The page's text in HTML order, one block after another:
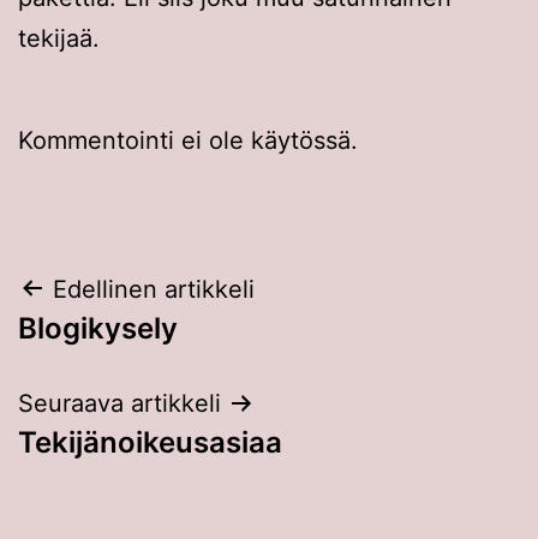
tekijaä.
Kommentointi ei ole käytössä.
Artikkelien
selaus
Edellinen artikkeli
Blogikysely
Seuraava artikkeli
Tekijänoikeusasiaa